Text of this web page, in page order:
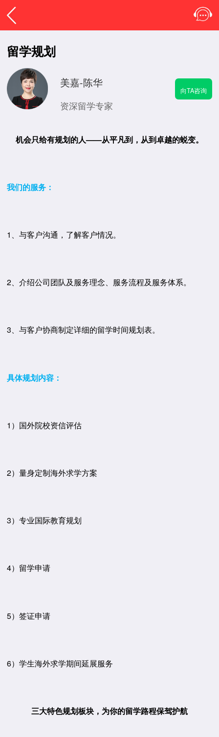
留学规划
美嘉-陈华
资深留学专家
向TA咨询
机会只给有规划的人——从平凡到，从到卓越的蜕变。
我们的服务：
1、与客户沟通，了解客户情况。
2、介绍公司团队及服务理念、服务流程及服务体系。
3、与客户协商制定详细的留学时间规划表。
具体规划内容：
1）国外院校资信评估
2）量身定制海外求学方案
3）专业国际教育规划
4）留学申请
5）签证申请
6）学生海外求学期间延展服务
三大特色规划板块，为你的留学路程保驾护航